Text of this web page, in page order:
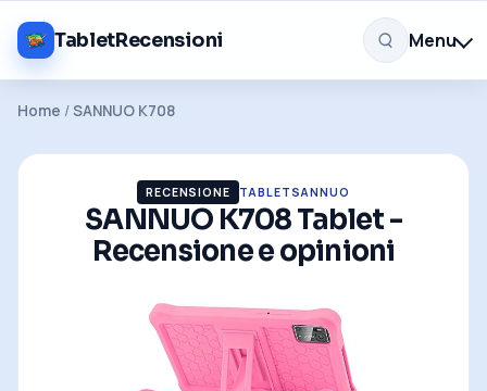
TabletRecensioni Menu
Home /SANNUO K708
RECENSIONE TABLET SANNUO
SANNUO K708 Tablet -
Recensione e opinioni